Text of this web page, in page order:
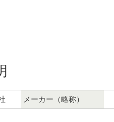
メーカー（略称）